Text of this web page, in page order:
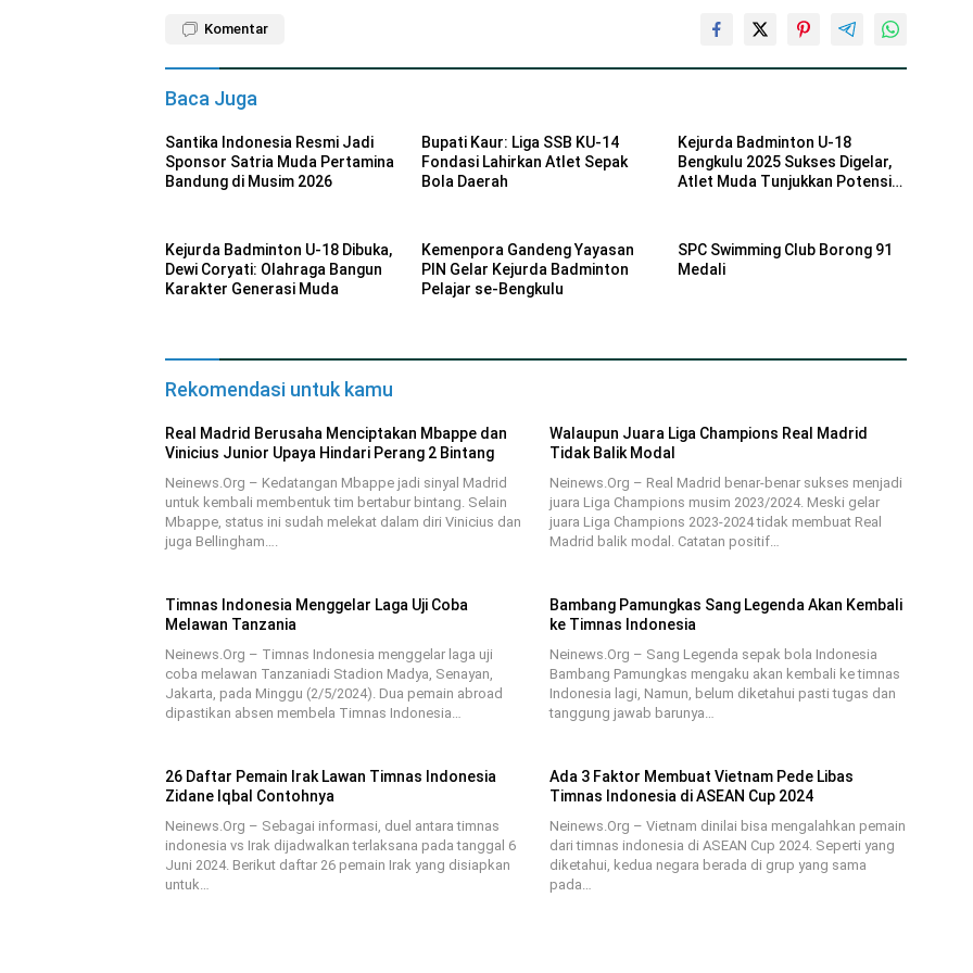
Komentar
Baca Juga
Santika Indonesia Resmi Jadi
Sponsor Satria Muda Pertamina
Bandung di Musim 2026
Bupati Kaur: Liga SSB KU-14
Fondasi Lahirkan Atlet Sepak
Bola Daerah
Kejurda Badminton U-18
Bengkulu 2025 Sukses Digelar,
Atlet Muda Tunjukkan Potensi
Kejurda Badminton U-18 Dibuka,
Dewi Coryati: Olahraga Bangun
Karakter Generasi Muda
Kemenpora Gandeng Yayasan
PIN Gelar Kejurda Badminton
Pelajar se-Bengkulu
SPC Swimming Club Borong 91
Medali
Rekomendasi untuk kamu
Real Madrid Berusaha Menciptakan Mbappe dan
Vinicius Junior Upaya Hindari Perang 2 Bintang
Neinews.Org – Kedatangan Mbappe jadi sinyal Madrid
untuk kembali membentuk tim bertabur bintang. Selain
Mbappe, status ini sudah melekat dalam diri Vinicius dan
juga Bellingham….
Walaupun Juara Liga Champions Real Madrid
Tidak Balik Modal
Neinews.Org – Real Madrid benar-benar sukses menjadi
juara Liga Champions musim 2023/2024. Meski gelar
juara Liga Champions 2023-2024 tidak membuat Real
Madrid balik modal. Catatan positif…
Timnas Indonesia Menggelar Laga Uji Coba
Melawan Tanzania
Neinews.Org – Timnas Indonesia menggelar laga uji
coba melawan Tanzaniadi Stadion Madya, Senayan,
Jakarta, pada Minggu (2/5/2024). Dua pemain abroad
dipastikan absen membela Timnas Indonesia…
Bambang Pamungkas Sang Legenda Akan Kembali
ke Timnas Indonesia
Neinews.Org – Sang Legenda sepak bola Indonesia
Bambang Pamungkas mengaku akan kembali ke timnas
Indonesia lagi, Namun, belum diketahui pasti tugas dan
tanggung jawab barunya…
26 Daftar Pemain Irak Lawan Timnas Indonesia
Zidane Iqbal Contohnya
Neinews.Org – Sebagai informasi, duel antara timnas
indonesia vs Irak dijadwalkan terlaksana pada tanggal 6
Juni 2024. Berikut daftar 26 pemain Irak yang disiapkan
untuk…
Ada 3 Faktor Membuat Vietnam Pede Libas
Timnas Indonesia di ASEAN Cup 2024
Neinews.Org – Vietnam dinilai bisa mengalahkan pemain
dari timnas indonesia di ASEAN Cup 2024. Seperti yang
diketahui, kedua negara berada di grup yang sama
pada…